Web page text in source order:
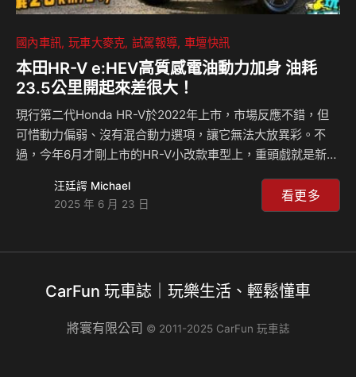
國內車訊 玩車大麥克 試駕報導 車壇快訊
本田HR-V e:HEV高質感電油動力加身 油耗
23.5公里開起來差很大！
現行第二代Honda HR-V於2022年上市，市場反應不錯，但
可惜動力偏弱、沒有混合動力選項，讓它無法大放異彩。不
過，今年6月才剛上市的HR-V小改款車型上，重頭戲就是新增
動力輸出，每公升能跑23.5公里的省油性，也堪稱同級第一。
HR-V e:HEV車型的電油動力系統和Fit e:HEV類似，馬達與汽
引擎除負責供電與充電，而引擎多只在高速行駛時提供動力，
的資訊，請看麥克的影片介紹！ 相關新聞：
汪廷諤 Michael
2025 年 6 月 23 日
看更多
CarFun 玩車誌｜玩樂生活、輕鬆懂車
將寰有限公司 © 2011-2025 CarFun 玩車誌